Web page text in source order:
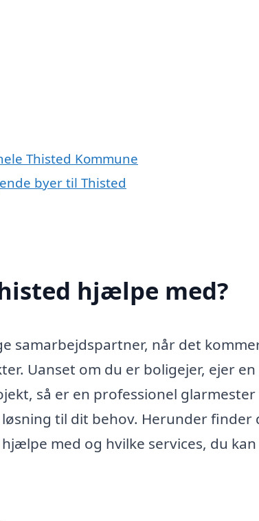
Thisted Kommune
byer til Thisted
hjælpe med?
samarbejdspartner, når det
Uanset om du er boligejer, ejer en
så er en professionel glarmester
til dit behov. Herunder finder
med og hvilke services, du kan